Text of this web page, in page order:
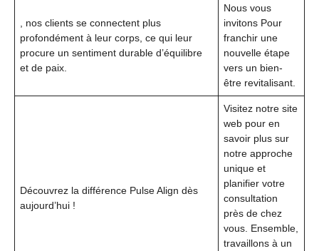
, nos clients se connectent plus
profondément à leur corps, ce qui leur
procure un sentiment durable d’équilibre
et de paix.
Nous vous
invitons Pour
franchir une
nouvelle étape
vers un bien-
être revitalisant.
Découvrez la différence Pulse Align dès
aujourd’hui !
Visitez notre site
web pour en
savoir plus sur
notre approche
unique et
planifier votre
consultation
près de chez
vous. Ensemble,
travaillons à un